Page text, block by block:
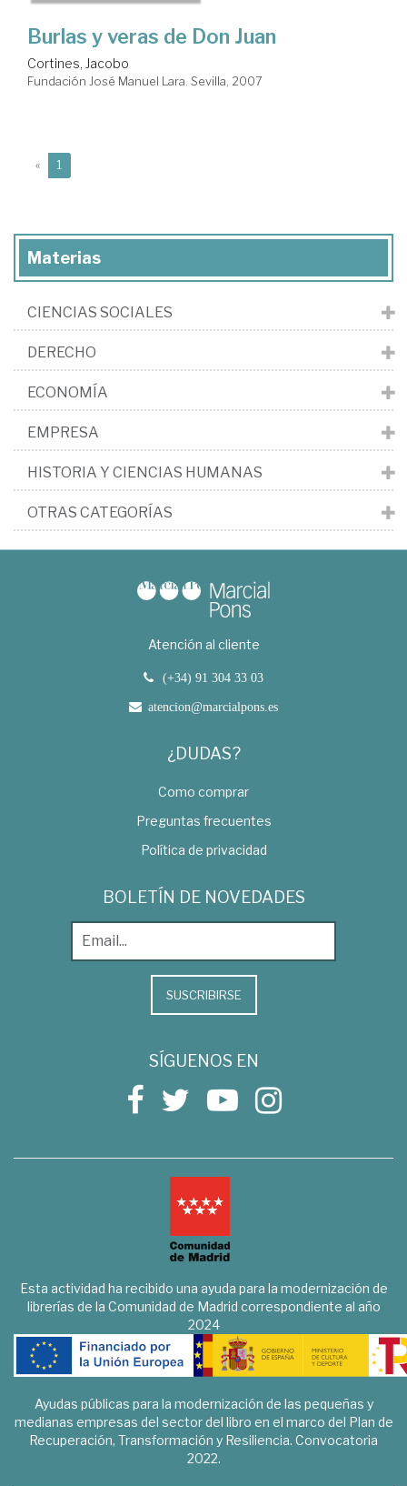
Burlas y veras de Don Juan
Cortines, Jacobo
Fundación José Manuel Lara. Sevilla, 2007
« 1
Materias
CIENCIAS SOCIALES
DERECHO
ECONOMÍA
EMPRESA
HISTORIA Y CIENCIAS HUMANAS
OTRAS CATEGORÍAS
Atención al cliente
(+34) 91 304 33 03
atencion@marcialpons.es
¿DUDAS?
Como comprar
Preguntas frecuentes
Política de privacidad
BOLETÍN DE NOVEDADES
SUSCRIBIRSE
SÍGUENOS EN
Esta actividad ha recibido una ayuda para la modernización de
librerías de la Comunidad de Madrid correspondiente al año
2024
Ayudas públicas para la modernización de las pequeñas y
medianas empresas del sector del libro en el marco del Plan de
Recuperación, Transformación y Resiliencia. Convocatoria
2022.